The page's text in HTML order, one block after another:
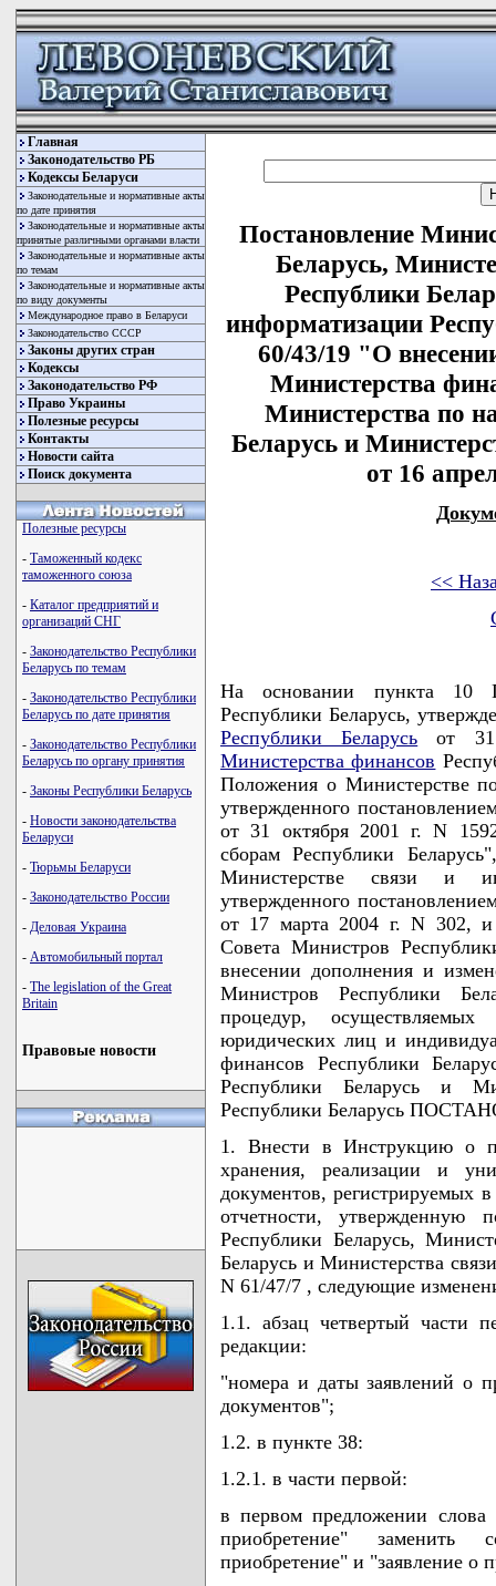
Главная
Законодательство РБ
Кодексы Беларуси
Законодательные и нормативные акты
по дате принятия
Законодательные и нормативные акты
принятые различными органами власти
Законодательные и нормативные акты
по темам
Законодательные и нормативные акты
по виду документы
Международное право в Беларуси
Законодательство СССР
Законы других стран
Кодексы
Законодательство РФ
Право Украины
Полезные ресурсы
Контакты
Новости сайта
Поиск документа
Полезные ресурсы
- Таможенный кодекс
таможенного союза
- Каталог предприятий и
организаций СНГ
- Законодательство Республики
Беларусь по темам
- Законодательство Республики
Беларусь по дате принятия
- Законодательство Республики
Беларусь по органу принятия
- Законы Республики Беларусь
- Новости законодательства
Беларуси
- Тюрьмы Беларуси
- Законодательство России
- Деловая Украина
- Автомобильный портал
- The legislation of the Great
Britain
Правовые новости
Постановление
Беларусь,
Республики
информатизации
60/43/19 "О
Министерства
Министерства по
Беларусь и
от 16
<<
На основании пункта 10
Республики Беларусь,
Республики Беларусь от 31
Министерства финансов
Положения о Министерстве
утвержденного
от 31 октября 2001 г. N
сборам Республики
Министерстве связи и
утвержденного
от 17 марта 2004 г. N 302, и
Совета Министров
внесении дополнения и
Министров Республики
процедур,
юридических лиц и
финансов Республики
Республики Беларусь и
Республики Беларусь
1. Внести в Инструкцию о
хранения, реализации и
документов, регистрируемых в
отчетности, утвержденную
Республики Беларусь,
Беларусь и Министерства
N 61/47/7 , следующие
1.1. абзац четвертый части
редакции:
"номера и даты заявлений о
документов";
1.2. в пункте 38:
1.2.1. в части первой:
в первом предложении слова
приобретение" заменить
приобретение" и "заявление о